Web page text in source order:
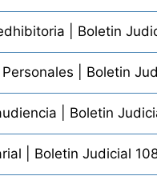
| Boletin
| Boletin
| Boletin
| Boletin Judicial